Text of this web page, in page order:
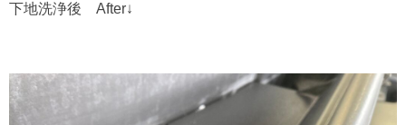
下地洗浄後 After↓